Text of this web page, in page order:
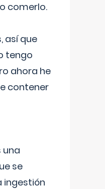
comerlo.
así que
tengo
ahora he
contener
una
se
ingestión